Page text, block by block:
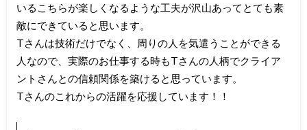
いるこちらが楽しくなるような工夫が沢山あってとても素
敵にできていると思います。
Tさんは技術だけでなく、周りの人を気遣うことができる
人なので、実際のお仕事する時もTさんの人柄でクライア
ントさんとの信頼関係を築けると思っています。
Tさんのこれからの活躍を応援しています！！